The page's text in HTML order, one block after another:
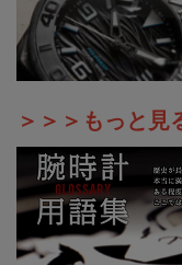
＞＞＞もっと見